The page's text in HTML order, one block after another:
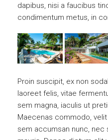
dapibus, nisi a faucibus
condimentum metus, in
Proin suscipit, ex non
laoreet felis, vitae
sem magna, iaculis ut
Maecenas commodo,
sem accumsan nunc,